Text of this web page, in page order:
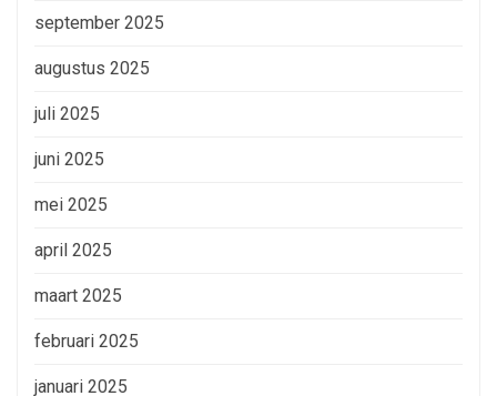
september 2025
augustus 2025
juli 2025
juni 2025
mei 2025
april 2025
maart 2025
februari 2025
januari 2025